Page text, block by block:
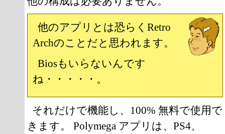
他のアプリとは恐らくRetro
Archのことだと思われます。
Biosもいらないんです
ね・・・・・。
それだけで機能し、100% 無料で使用で
きます。 Polymega アプリは、PS4、